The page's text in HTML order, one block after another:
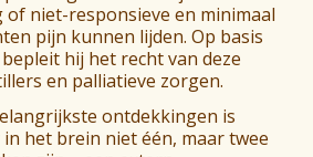
of niet-responsieve en minimaal
pijn kunnen lijden. Op basis
hij het recht van deze
en palliatieve zorgen.
ontdekkingen is
het brein niet één, maar twee